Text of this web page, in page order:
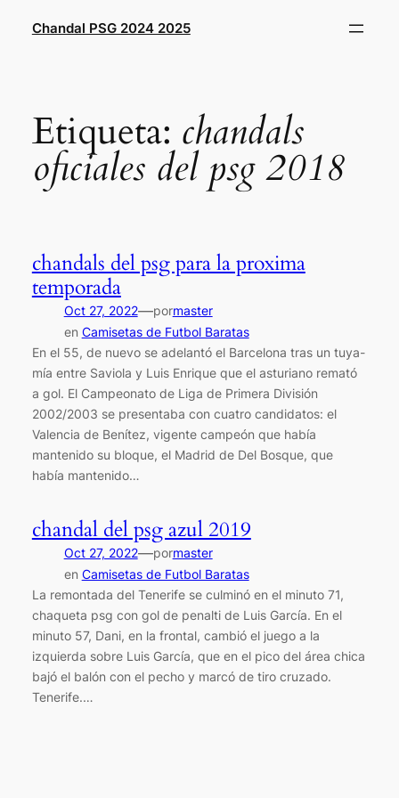
Chandal PSG 2024 2025
Etiqueta: chandals
oficiales del psg 2018
chandals del psg para la proxima
temporada
Oct 27, 2022—pormaster
en Camisetas de Futbol Baratas
En el 55, de nuevo se adelantó el Barcelona tras un tuya-
mía entre Saviola y Luis Enrique que el asturiano remató
a gol. El Campeonato de Liga de Primera División
2002/2003 se presentaba con cuatro candidatos: el
Valencia de Benítez, vigente campeón que había
mantenido su bloque, el Madrid de Del Bosque, que
había mantenido…
chandal del psg azul 2019
Oct 27, 2022—pormaster
en Camisetas de Futbol Baratas
La remontada del Tenerife se culminó en el minuto 71,
chaqueta psg con gol de penalti de Luis García. En el
minuto 57, Dani, en la frontal, cambió el juego a la
izquierda sobre Luis García, que en el pico del área chica
bajó el balón con el pecho y marcó de tiro cruzado.
Tenerife.…